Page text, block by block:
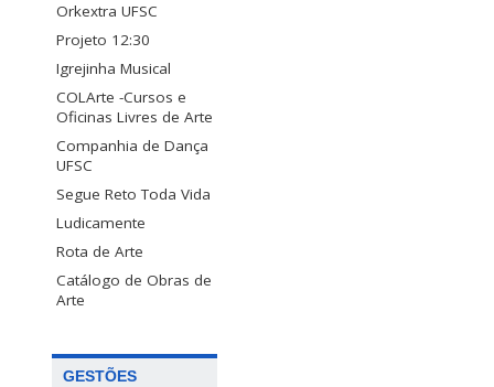
Orkextra UFSC
Projeto 12:30
Igrejinha Musical
COLArte -Cursos e
Oficinas Livres de Arte
Companhia de Dança
UFSC
Segue Reto Toda Vida
Ludicamente
Rota de Arte
Catálogo de Obras de
Arte
GESTÕES